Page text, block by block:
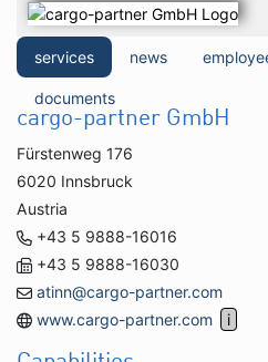
services news
documents
cargo-partner GmbH
Fürstenweg 176
6020 Innsbruck
Austria
+43 5 9888-16016
+43 5 9888-16030
atinn@cargo-partner.com
www.cargo-partner.com